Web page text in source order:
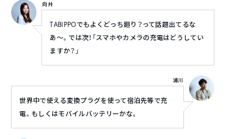
向井
TABIPPOでもよくどっち廻り？って話題出てるな
あ〜。では次！「スマホやカメラの充電はどうしてい
ますか？」
世界中で使える変換プラグを使って宿泊先等で充
電。もしくはモバイルバッテリーかな。
浦川